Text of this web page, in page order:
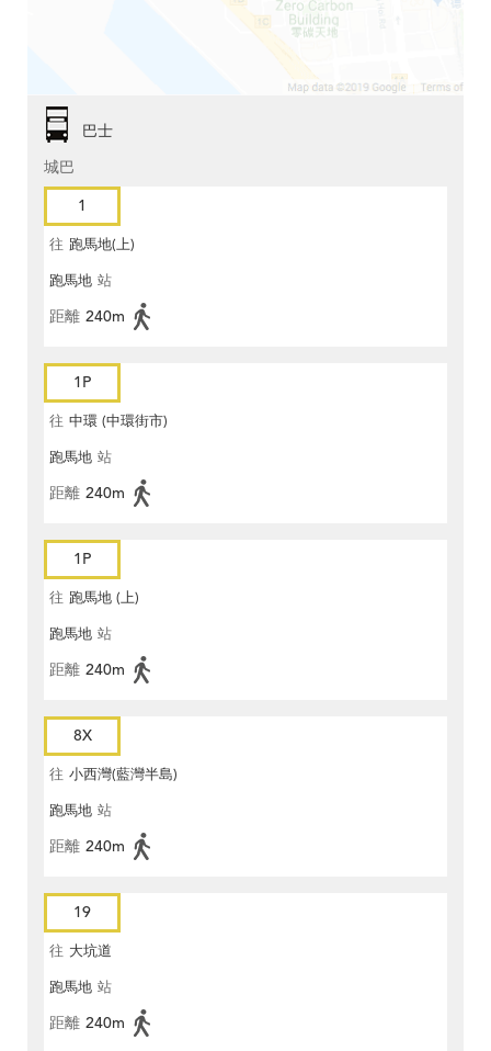
巴士
城巴
1
往 跑馬地(上)
跑馬地 站
距離 240m
1P
往 中環 (中環街市)
跑馬地 站
距離 240m
1P
往 跑馬地 (上)
跑馬地 站
距離 240m
8X
往 小西灣(藍灣半島)
跑馬地 站
距離 240m
19
往 大坑道
跑馬地 站
距離 240m